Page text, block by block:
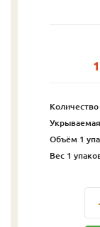
Объём 1
Вес 1